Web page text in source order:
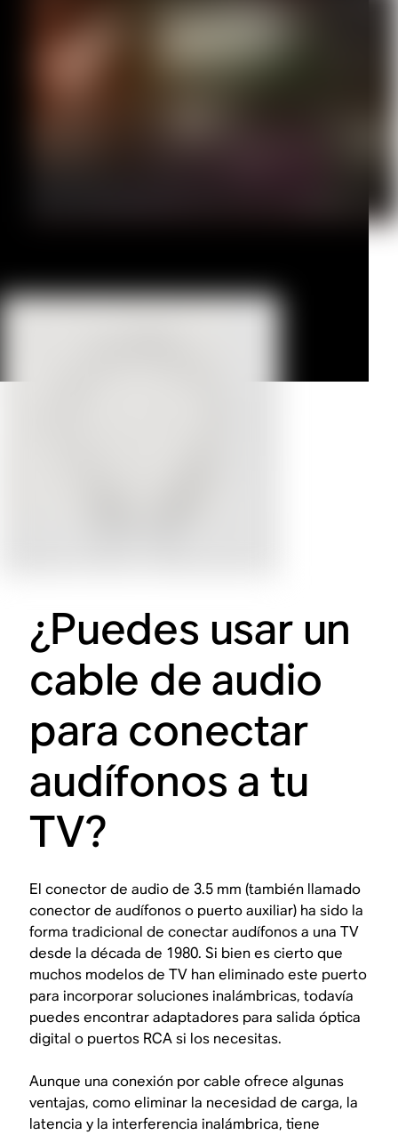
¿Puedes usar un
cable de audio
para conectar
audífonos a tu
TV?
El conector de audio de 3.5 mm (también llamado
conector de audífonos o puerto auxiliar) ha sido la
forma tradicional de conectar audífonos a una TV
desde la década de 1980. Si bien es cierto que
muchos modelos de TV han eliminado este puerto
para incorporar soluciones inalámbricas, todavía
puedes encontrar adaptadores para salida óptica
digital o puertos RCA si los necesitas.
Aunque una conexión por cable ofrece algunas
ventajas, como eliminar la necesidad de carga, la
latencia y la interferencia inalámbrica, tiene